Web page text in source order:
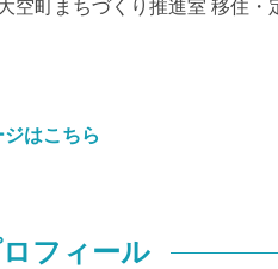
町まちづくり推進室 移住・
はこちら
フィール